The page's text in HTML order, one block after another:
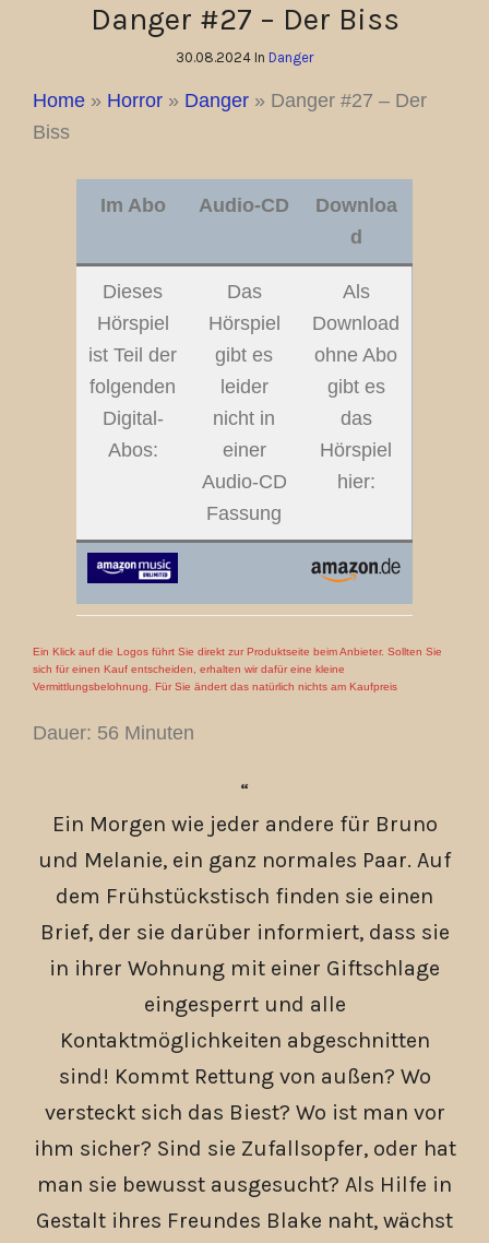
Danger #27 – Der Biss
30.08.2024 In Danger
Home » Horror » Danger » Danger #27 – Der
Biss
Im Abo Audio-CD
Downloa
d
Dieses
Hörspiel
ist Teil der
folgenden
Digital-
Abos:
Das
Hörspiel
gibt es
leider
nicht in
einer
Audio-CD
Fassung
Als
Download
ohne Abo
gibt es
das
Hörspiel
hier:
Ein Klick auf die Logos führt Sie direkt zur Produktseite beim Anbieter. Sollten Sie
sich für einen Kauf entscheiden, erhalten wir dafür eine kleine
Vermittlungsbelohnung. Für Sie ändert das natürlich nichts am Kaufpreis
Dauer: 56 Minuten
Ein Morgen wie jeder andere für Bruno
und Melanie, ein ganz normales Paar. Auf
dem Frühstückstisch finden sie einen
Brief, der sie darüber informiert, dass sie
in ihrer Wohnung mit einer Giftschlage
eingesperrt und alle
Kontaktmöglichkeiten abgeschnitten
sind! Kommt Rettung von außen? Wo
versteckt sich das Biest? Wo ist man vor
ihm sicher? Sind sie Zufallsopfer, oder hat
man sie bewusst ausgesucht? Als Hilfe in
Gestalt ihres Freundes Blake naht, wächst